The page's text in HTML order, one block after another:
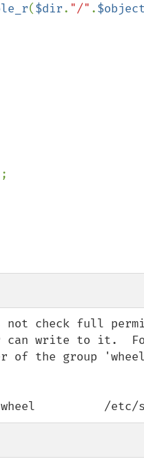
($dir. "/" .$object
not check full
can write to it.
of the group
/etc/